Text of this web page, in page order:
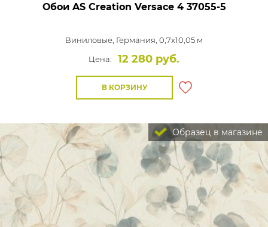
Обои AS Creation Versace 437055-5
Виниловые, Германия, 0,7x10,05 м
Цена:
12 280 руб.
В КОРЗИНУ
Образец в магазине